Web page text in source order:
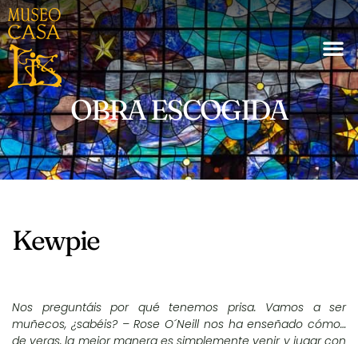
OBRA ESCOGIDA
Kewpie
Nos preguntáis por qué tenemos prisa. Vamos a ser
muñecos, ¿sabéis? – Rose O´Neill nos ha enseñado cómo…
de veras, la mejor manera es simplemente venir y jugar con